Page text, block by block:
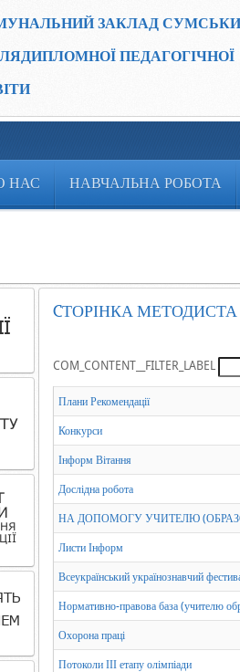
ЗАКЛАД
ПЕДАГОГІЧНОЇ
НАС НАВЧАЛЬНА РОБОТА
CТОРІНКА МЕТОДИСТА
COM_CONTENT__FILTER_LABEL
Плани Рекомендації
Конкурси
Інформ Вітання
Дослідна робота
НА ДОПОМОГУ УЧИТЕЛЮ
Листи Інформ
Всеукраїнський українознавчий
Нормативно-правова база (учителю
Охорона праці
Потоколи ІІІ етапу олімпіади